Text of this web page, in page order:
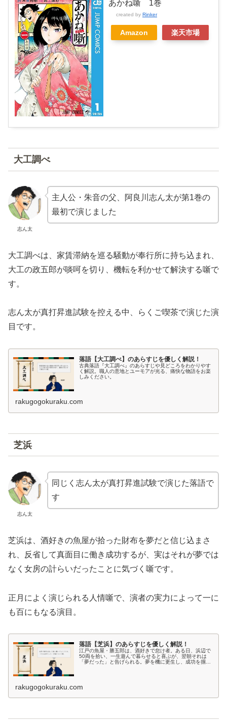
あかね噺 1巻
created by Rinker
Amazon 楽天市場
大工調べ
志ん太
主人公・朱音の父、阿良川志ん太が第1巻の
最初で演じました
大工調べは、家賃滞納を巡る騒動が奉行所に持ち込まれ、
大工の政五郎が啖呵を切り、機転を利かせて解決する噺で
す。
志ん太が真打昇進試験を控える中、らくご喫茶で演じた演
目です。
落語【大工調べ】のあらすじを優しく解説！
古典落語『大工調べ』のあらすじや見どころをわかりやす
く解説。職人の意地とユーモアが光る、痛快な物語をお楽
しみください。
rakugogokuraku.com
芝浜
志ん太
同じく志ん太が真打昇進試験で演じた落語で
す
芝浜は、酒好きの魚屋が拾った財布を夢だと信じ込まさ
れ、反省して真面目に働き成功するが、実はそれが夢では
なく女房の計らいだったことに気づく噺です。
正月によく演じられる人情噺で、演者の実力によって一に
も百にもなる演目。
落語【芝浜】のあらすじを優しく解説！
江戸の魚屋・勝五郎は、酒好きで怠け者。ある日、浜辺で
50両を拾い、一生遊んで暮らせると喜ぶが、翌朝それは
「夢だった」と告げられる。夢を機に更生し、成功を掴ん
rakugogokuraku.com